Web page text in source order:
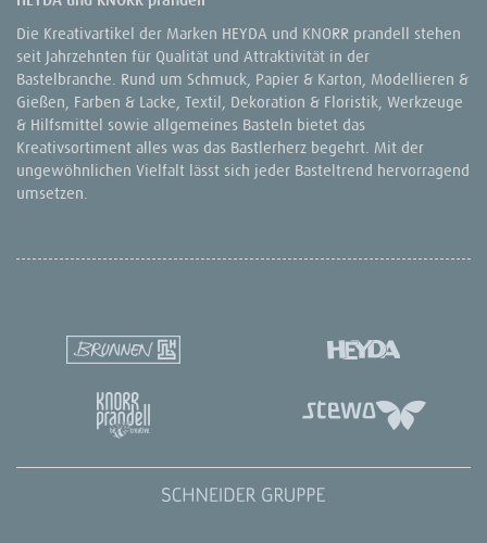
Die Kreativartikel der Marken HEYDA und KNORR prandell stehen
seit Jahrzehnten für Qualität und Attraktivität in der
Bastelbranche. Rund um Schmuck, Papier & Karton, Modellieren &
Gießen, Farben & Lacke, Textil, Dekoration & Floristik, Werkzeuge
& Hilfsmittel sowie allgemeines Basteln bietet das
Kreativsortiment alles was das Bastlerherz begehrt. Mit der
ungewöhnlichen Vielfalt lässt sich jeder Basteltrend hervorragend
umsetzen.